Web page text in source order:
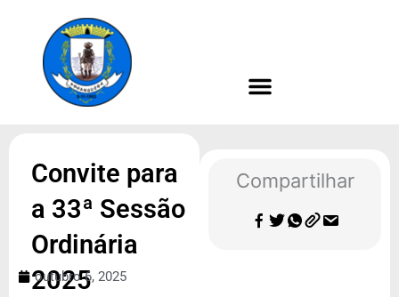
conteúdo
Convite para
a 33ª Sessão
Ordinária
2025
outubro 6, 2025
Compartilhar